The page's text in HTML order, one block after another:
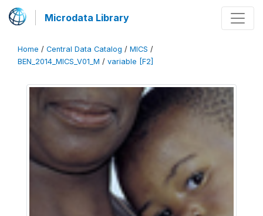
Microdata Library
Home / Central Data Catalog / MICS /
BEN_2014_MICS_V01_M / variable [F2]